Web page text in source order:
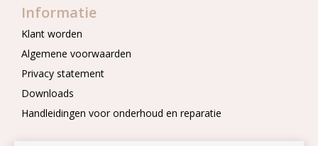
Informatie
Klant worden
Algemene voorwaarden
Privacy statement
Downloads
Handleidingen voor onderhoud en reparatie